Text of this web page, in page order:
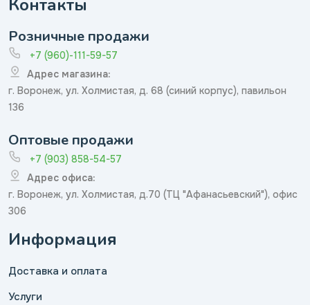
Контакты
Розничные продажи
+7 (960)-111-59-57
Адрес магазина:
г. Воронеж, ул. Холмистая, д. 68 (синий корпус), павильон
136
Оптовые продажи
+7 (903) 858-54-57
Адрес офиса:
г. Воронеж, ул. Холмистая, д.70 (ТЦ "Афанасьевский"), офис
306
Информация
Доставка и оплата
Услуги